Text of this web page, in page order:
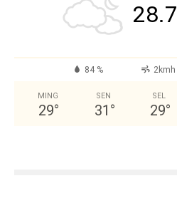
28.7
84 % 2kmh
MING
29°
SEN
31 °
SEL
29°